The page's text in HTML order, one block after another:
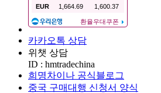
카카오톡 상담
위챗 상담
ID : hmtradechina
희명차이나 공식블로그
중국 구매대행 신청서 양식